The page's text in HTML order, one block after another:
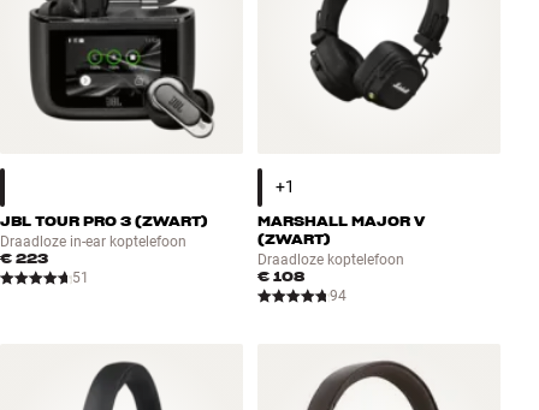
JBL TOUR PRO 3 (ZWART)
Draadloze in-ear koptelefoon
€ 223
51
MARSHALL MAJOR V
(ZWART)
Draadloze koptelefoon
€ 108
94